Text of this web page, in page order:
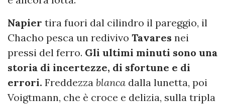
Napier tira fuori dal cilindro il pareggio, il
Chacho pesca un redivivo Tavares nei
pressi del ferro. Gli ultimi minuti sono una
storia di incertezze, di sfortune e di
errori. Freddezza blanca dalla lunetta, poi
Voigtmann, che è croce e delizia, sulla tripla